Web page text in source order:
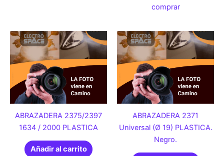
comprar
ABRAZADERA 2375/2397
1634 / 2000 PLASTICA
Añadir al carrito
ABRAZADERA 2371
Universal (Ø 19) PLASTICA.
Negro.